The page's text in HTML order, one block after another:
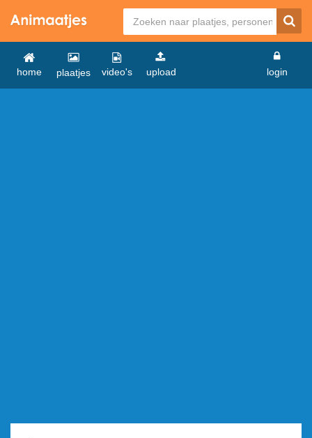
home plaatjes video's upload login